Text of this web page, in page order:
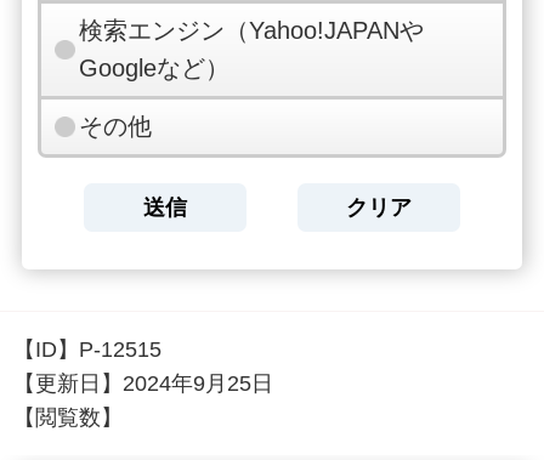
検索エンジン（Yahoo!JAPANや
Googleなど）
その他
【ID】 P-12515
【更新日】 2024年9月25日
【閲覧数】